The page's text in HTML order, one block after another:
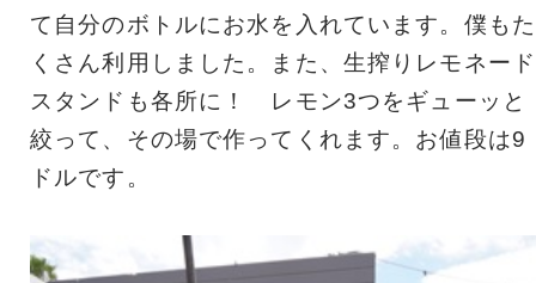
て自分のボトルにお水を入れています。僕もた
くさん利用しました。また、生搾りレモネード
スタンドも各所に！ レモン3つをギューッと
絞って、その場で作ってくれます。お値段は9
ドルです。